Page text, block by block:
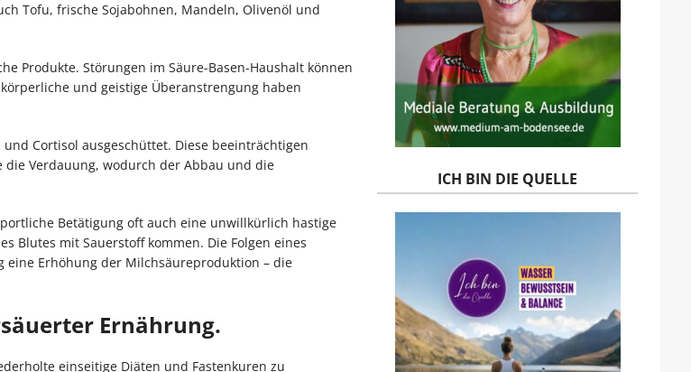
Tofu, frische Sojabohnen, Mandeln, Olivenöl und
Produkte. Störungen im Säure-Basen-Haushalt können
und geistige Überanstrengung haben
Cortisol ausgeschüttet. Diese beeinträchtigen
Verdauung, wodurch der Abbau und die
Betätigung oft auch eine unwillkürlich hastige
Blutes mit Sauerstoff kommen. Die Folgen eines
Erhöhung der Milchsäureproduktion – die
Ernährung.
einseitige Diäten und Fastenkuren zu
ICH BIN DIE QUELLE